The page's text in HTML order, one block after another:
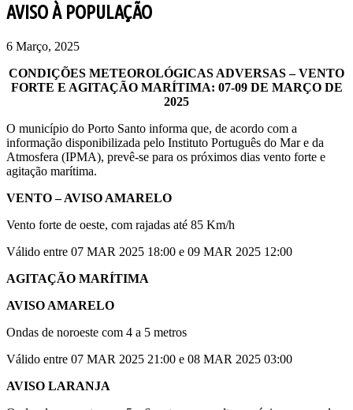
AVISO À POPULAÇÃO
6 Março, 2025
CONDIÇÕES METEOROLÓGICAS ADVERSAS – VENTO
FORTE E AGITAÇÃO MARÍTIMA: 07-09 DE MARÇO DE
2025
O município do Porto Santo informa que, de acordo com a
informação disponibilizada pelo Instituto Português do Mar e da
Atmosfera (IPMA), prevê-se para os próximos dias vento forte e
agitação marítima.
VENTO – AVISO AMARELO
Vento forte de oeste, com rajadas até 85 Km/h
Válido entre 07 MAR 2025 18:00 e 09 MAR 2025 12:00
AGITAÇÃO MARÍTIMA
AVISO AMARELO
Ondas de noroeste com 4 a 5 metros
Válido entre 07 MAR 2025 21:00 e 08 MAR 2025 03:00
AVISO LARANJA